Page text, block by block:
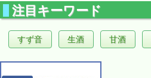
注目キーワード
すず音 生酒 甘酒